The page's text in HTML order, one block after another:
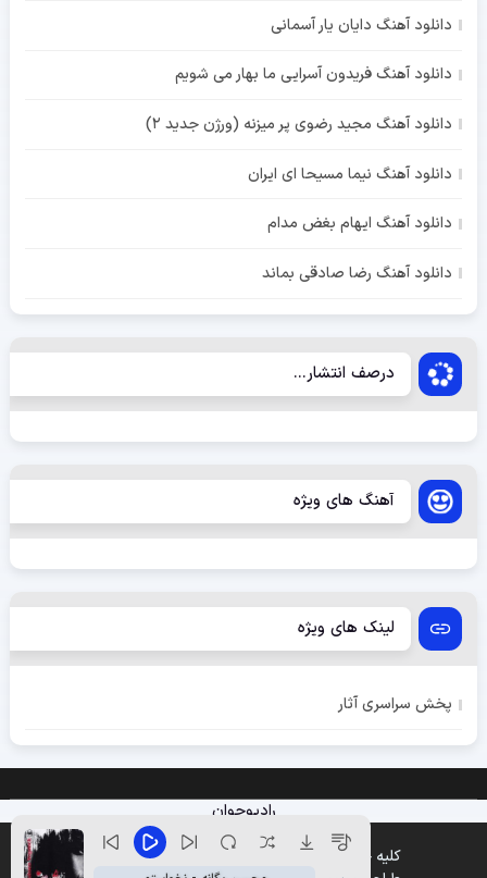
دانلود آهنگ دایان یار آسمانی
دانلود آهنگ فریدون آسرایی ما بهار می شویم
دانلود آهنگ مجید رضوی پر میزنه (ورژن جدید 2)
دانلود آهنگ نیما مسیحا ای ایران
دانلود آهنگ ایهام بغض مدام
دانلود آهنگ رضا صادقی بماند
درصف انتشار...
آهنگ های ویژه
لینک های ویژه
پخش سراسری آثار
رادیوجوان
کلیه حقوق متعلق به وب سایت پخش موزیک میباشد